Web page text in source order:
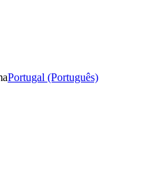
Portugal (Português)